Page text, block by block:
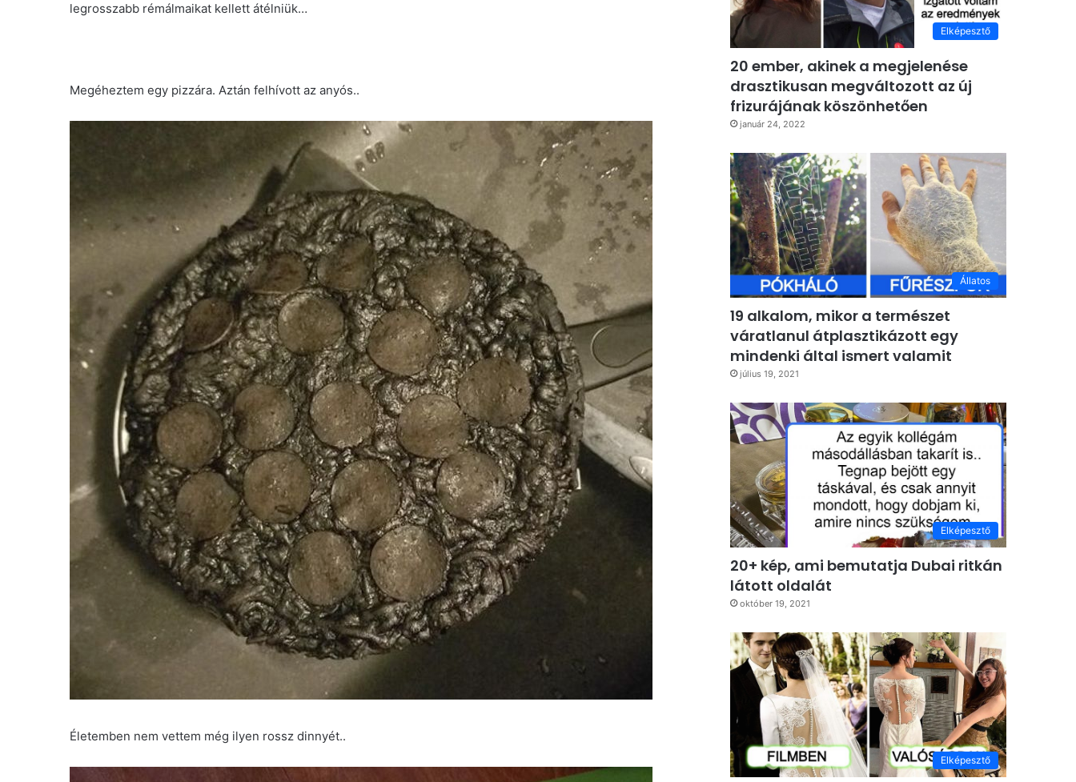
legrosszabb rémálmaikat kellett átélniük…
Megéheztem egy pizzára. Aztán felhívott az anyós..
Életemben nem vettem még ilyen rossz dinnyét..
Elképesztő
20 ember, akinek a megjelenése
drasztikusan megváltozott az új
frizurájának köszönhetően
január 24, 2022
Állatos
19 alkalom, mikor a természet
váratlanul átplasztikázott egy
mindenki által ismert valamit
július 19, 2021
Elképesztő
20+ kép, ami bemutatja Dubai ritkán
látott oldalát
október 19, 2021
Elképesztő